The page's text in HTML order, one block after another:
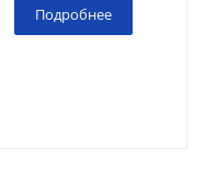
Подробнее